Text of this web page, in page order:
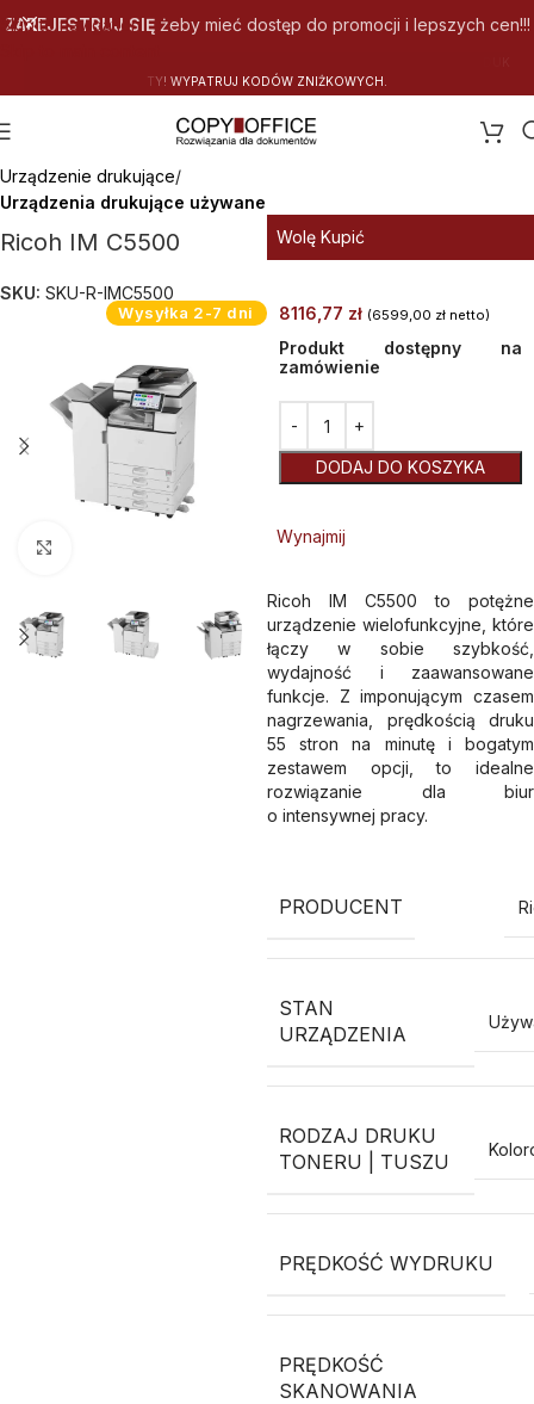
Skip to navigation
ZAREJESTRUJ SIĘżeby mieć dostęp do promocji i lepszych cen!!!
ZNIŻKOWYCH
Urządzenie drukujące
Urządzenia drukujące używane
Ricoh IM C5500
SKU: SKU-R-IMC5500
Wysyłka 2-7 dni
Wolę Kupić
Wynajmij
8116,77 zł (6599,00 zł netto)
Produkt dostępny na
zamówienie
DODAJ DO KOSZYKA
Ricoh IM C5500 to potężne
urządzenie wielofunkcyjne, które
łączy w sobie szybkość,
wydajność i zaawansowane
funkcje. Z imponującym czasem
nagrzewania, prędkością druku
55 stron na minutę i bogatym
zestawem opcji, to idealne
rozwiązanie dla biur
o intensywnej pracy.
PRODUCENT
STAN
URZĄDZENIA
RODZAJ DRUKU
TONERU | TUSZU
PRĘDKOŚĆ WYDRUKU
PRĘDKOŚĆ
SKANOWANIA